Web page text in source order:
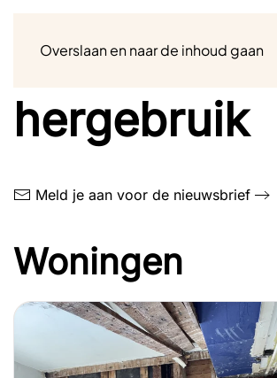
Overslaan en naar de inhoud gaan
Afvalwater
hergebruik
Meld je aan voor de nieuwsbrief
Woningen